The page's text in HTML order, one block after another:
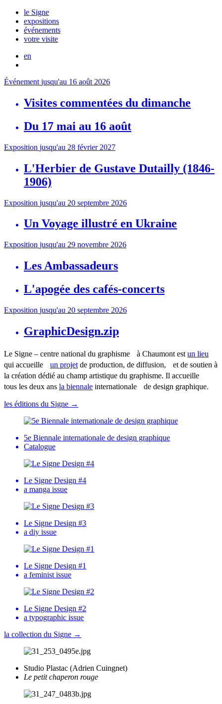
le Signe
expositions
événements
votre visite
en
Événement jusqu'au 16 août 2026
Visites commentées du dimanche
Du 17 mai au 16 août
Exposition jusqu'au 28 février 2027
L'Herbier de Gustave Dutailly (1846-
1906)
Exposition jusqu'au 20 septembre 2026
Un Voyage illustré en Ukraine
Exposition jusqu'au 29 novembre 2026
Les Ambassadeurs
L'apogée des cafés-concerts
Exposition jusqu'au 20 septembre 2026
GraphicDesign.zip
Le Signe – centre national du graphisme à Chaumont est un lieu
qui accueille un projet de production, de diffusion, et de soutien à
la création dédié au champ artistique du graphisme. Il accueille
tous les deux ans la biennale internationale de design graphique.
les éditions du Signe →
5e Biennale internationale de design graphique
Catalogue
Le Signe Design #4
a manga issue
Le Signe Design #3
a diy issue
Le Signe Design #1
a feminist issue
Le Signe Design #2
a typographic issue
la collection du Signe →
Studio Plastac (Adrien Cuingnet)
Le petit chaperon rouge